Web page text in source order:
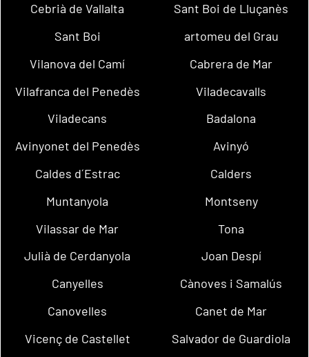
Cebrià de Vallalta
Sant Boi de Lluçanès
Sant Boi
artomeu del Grau
Vilanova del Camí
Cabrera de Mar
Vilafranca del Penedès
Viladecavalls
Viladecans
Badalona
Avinyonet del Penedès
Avinyó
Caldes d´Estrac
Calders
Muntanyola
Montseny
Vilassar de Mar
Tona
Julià de Cerdanyola
Joan Despí
Canyelles
Cànoves i Samalús
Canovelles
Canet de Mar
Vicenç de Castellet
Salvador de Guardiola